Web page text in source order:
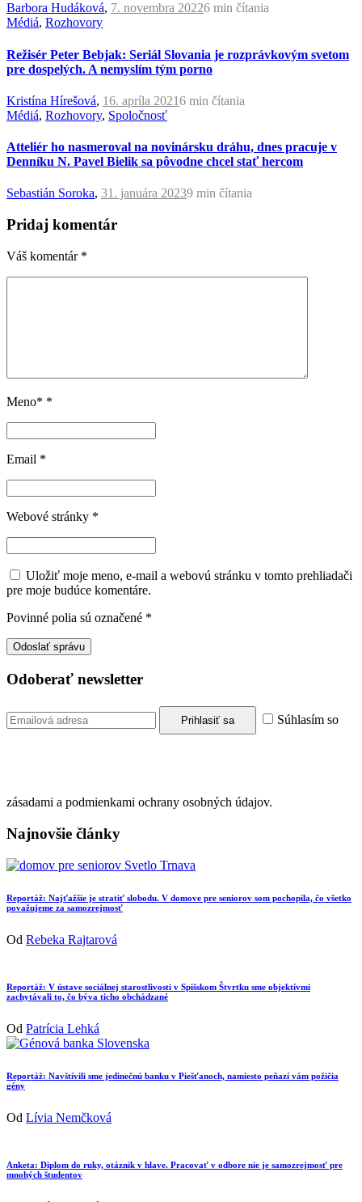
Barbora Hudáková, 7. novembra 20226 min čítania
Médiá, Rozhovory
Režisér Peter Bebjak: Seriál Slovania je rozprávkovým svetom
pre dospelých. A nemyslím tým porno
Kristína Hírešová, 16. apríla 20216 min čítania
Médiá, Rozhovory, Spoločnosť
Atteliér ho nasmeroval na novinársku dráhu, dnes pracuje v
Denníku N. Pavel Bielik sa pôvodne chcel stať hercom
Sebastián Soroka, 31. januára 20239 min čítania
Pridaj komentár
Váš komentár *
Meno* *
Email *
Webové stránky *
Uložiť moje meno, e-mail a webovú stránku v tomto prehliadači
pre moje budúce komentáre.
Povinné polia sú označené *
Odoberať newsletter
Súhlasím so
zásadami a podmienkami ochrany osobných údajov.
Najnovšie články
Reportáž: Najťažšie je stratiť slobodu. V domove pre seniorov som pochopila, čo všetko
považujeme za samozrejmosť
Od Rebeka Rajtarová
Reportáž: V ústave sociálnej starostlivosti v Spišskom Štvrtku sme objektívmi
zachytávali to, čo býva ticho obchádzané
Od Patrícia Lehká
Reportáž: Navštívili sme jedinečnú banku v Piešťanoch, namiesto peňazí vám požičia
gény
Od Lívia Nemčková
Anketa: Diplom do ruky, otáznik v hlave. Pracovať v odbore nie je samozrejmosť pre
mnohých študentov